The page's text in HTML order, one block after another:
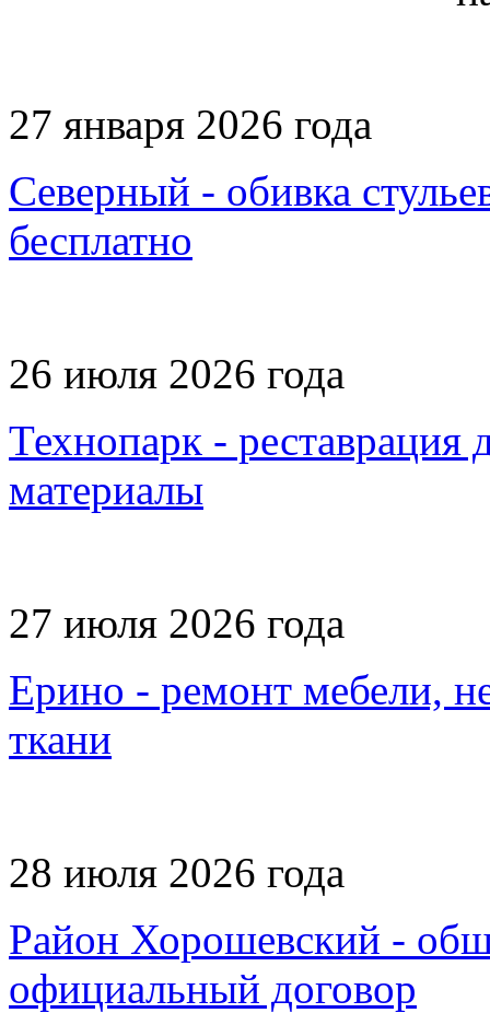
27 января 2026 года
Северный - обивка
бесплатно
26 июля 2026 года
Технопарк - реставрация
материалы
27 июля 2026 года
Ерино - ремонт мебели,
ткани
28 июля 2026 года
Район Хорошевский -
официальный договор